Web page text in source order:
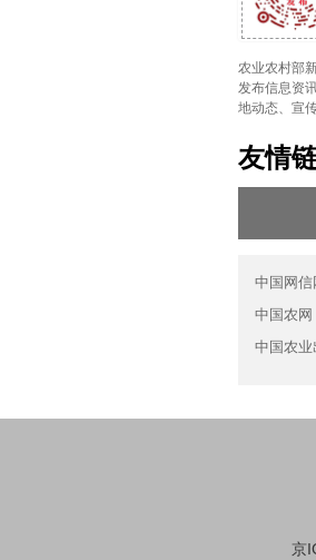
农业农村部
发布信息资
地动态、宣
友情
中国网信
中国农网
中国农业
京